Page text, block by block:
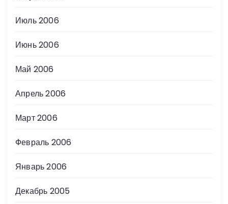
Июль 2006
Июнь 2006
Май 2006
Апрель 2006
Март 2006
Февраль 2006
Январь 2006
Декабрь 2005